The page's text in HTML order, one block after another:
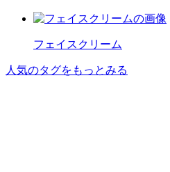
フェイスクリーム
人気のタグをもっとみる